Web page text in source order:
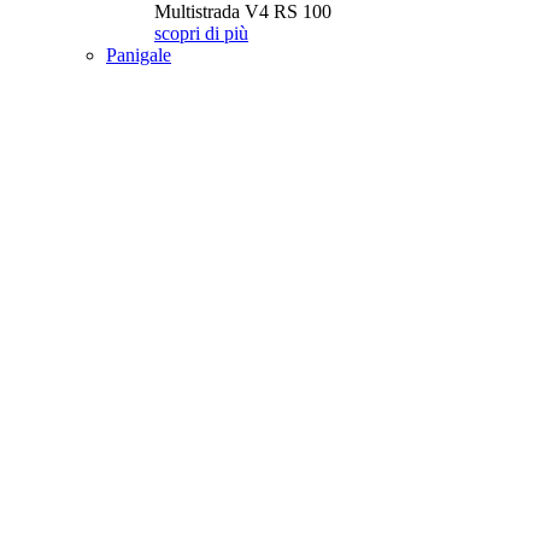
Multistrada V4 RS 100
scopri di più
Panigale